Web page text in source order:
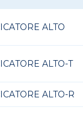
ALTO
ALTO-T
ALTO-R